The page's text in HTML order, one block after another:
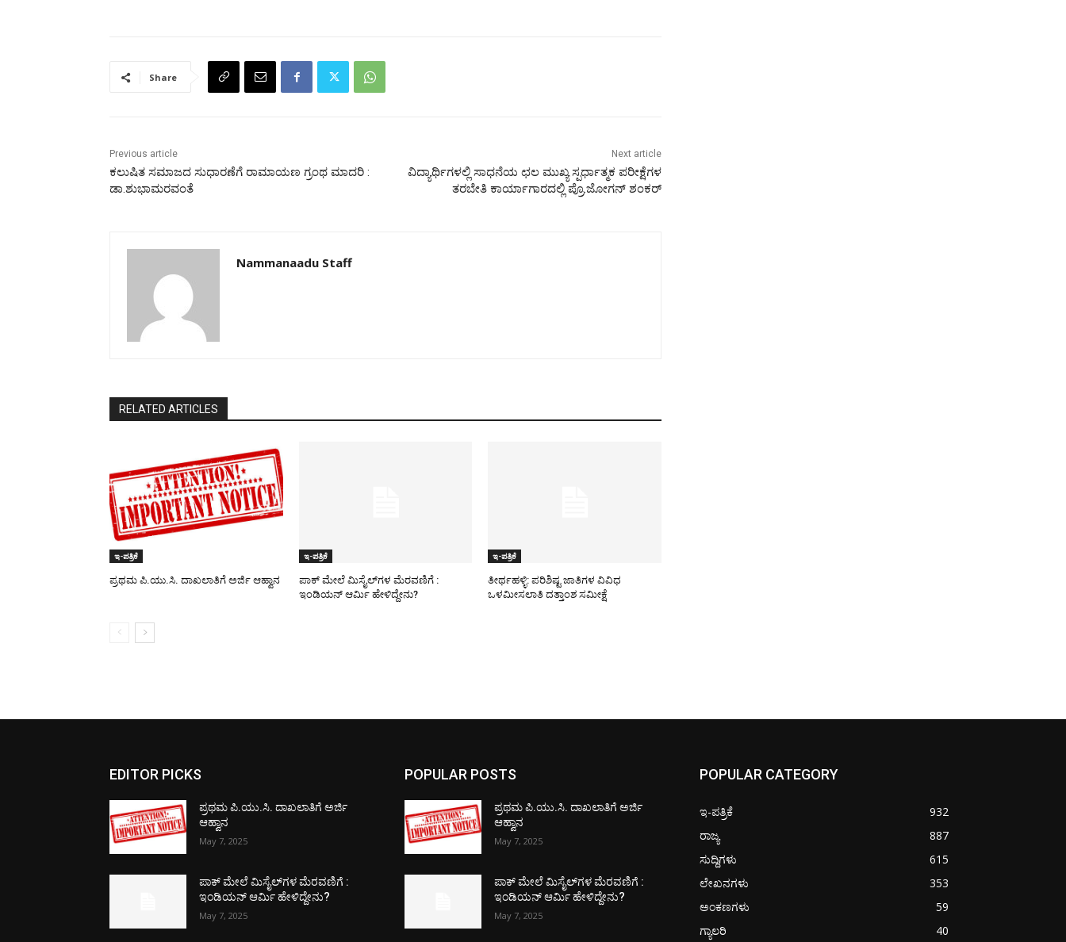
Share
Previous article
ಕಲುಷಿತ ಸಮಾಜದ ಸುಧಾರಣೆಗೆ ರಾಮಾಯಣ ಗ್ರಂಥ ಮಾದರಿ :
ಡಾ.ಶುಭಾಮರವಂತೆ
Next article
ವಿದ್ಯಾರ್ಥಿಗಳಲ್ಲಿ ಸಾಧನೆಯ ಛಲ ಮುಖ್ಯ ಸ್ಪರ್ಧಾತ್ಮಕ ಪರೀಕ್ಷೆಗಳ
ತರಬೇತಿ ಕಾರ್ಯಾಗಾರದಲ್ಲಿ ಪ್ರೊ.ಜೋಗನ್ ಶಂಕರ್
Nammanaadu Staff
RELATED ARTICLES
ಇ-ಪತ್ರಿಕೆ
ಪ್ರಥಮ ಪಿ.ಯು.ಸಿ. ದಾಖಲಾತಿಗೆ ಅರ್ಜಿ ಆಹ್ವಾನ
ಇ-ಪತ್ರಿಕೆ
ಪಾಕ್​ ಮೇಲೆ ಮಿಸೈಲ್​ಗಳ ಮೆರವಣಿಗೆ :
ಇಂಡಿಯನ್ ಆರ್ಮಿ ಹೇಳಿದ್ದೇನು?
ಇ-ಪತ್ರಿಕೆ
ತೀರ್ಥಹಳ್ಳಿ: ಪರಿಶಿಷ್ಟ ಜಾತಿಗಳ ವಿವಿಧ
ಒಳಮೀಸಲಾತಿ ದತ್ತಾಂಶ ಸಮೀಕ್ಷೆ
EDITOR PICKS
ಪ್ರಥಮ ಪಿ.ಯು.ಸಿ. ದಾಖಲಾತಿಗೆ ಅರ್ಜಿ
ಆಹ್ವಾನ
May 7, 2025
ಪಾಕ್​ ಮೇಲೆ ಮಿಸೈಲ್​ಗಳ ಮೆರವಣಿಗೆ :
ಇಂಡಿಯನ್ ಆರ್ಮಿ ಹೇಳಿದ್ದೇನು?
May 7, 2025
POPULAR POSTS
ಪ್ರಥಮ ಪಿ.ಯು.ಸಿ. ದಾಖಲಾತಿಗೆ ಅರ್ಜಿ
ಆಹ್ವಾನ
May 7, 2025
ಪಾಕ್​ ಮೇಲೆ ಮಿಸೈಲ್​ಗಳ ಮೆರವಣಿಗೆ :
ಇಂಡಿಯನ್ ಆರ್ಮಿ ಹೇಳಿದ್ದೇನು?
May 7, 2025
POPULAR CATEGORY
ಇ-ಪತ್ರಿಕೆ
932
ರಾಜ್ಯ
887
ಸುದ್ದಿಗಳು
615
ಲೇಖನಗಳು
353
ಅಂಕಣಗಳು
59
ಗ್ಯಾಲರಿ
40